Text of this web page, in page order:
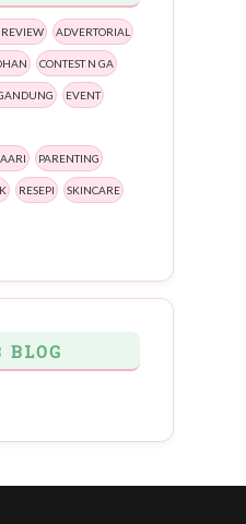
REVIEW ADVERTORIAL
CONTEST N GA
EVENT
PARENTING
RESEPI SKINCARE